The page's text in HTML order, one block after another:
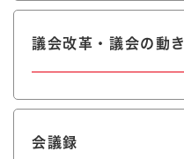
議会改革・議会の動き
会議録